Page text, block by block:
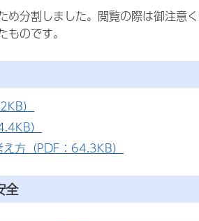
分割しました。閲覧の際は御注意く
のです。
）
）
方（PDF：64.3KB）
全